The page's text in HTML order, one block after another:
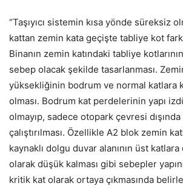
“Taşıyıcı sistemin kısa yönde süreksiz
kattan zemin kata geçişte tabliye kot
Binanın zemin katındaki tabliye
sebep olacak şekilde tasarlanması.
yüksekliğinin bodrum ve normal katlara
olması. Bodrum kat perdelerinin yapı
olmayıp, sadece otopark çevresi
çalıştırılması. Özellikle A2 blok zemin
kaynaklı dolgu duvar alanının üst
olarak düşük kalması gibi sebepler
kritik kat olarak ortaya çıkmasında